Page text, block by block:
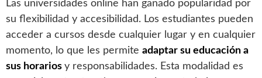
Las universidades online han ganado popularidad por
su flexibilidad y accesibilidad. Los estudiantes pueden
acceder a cursos desde cualquier lugar y en cualquier
momento, lo que les permite adaptar su educación a
sus horarios y responsabilidades. Esta modalidad es